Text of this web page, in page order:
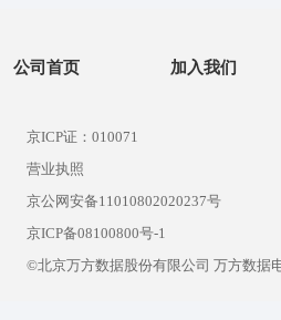
公司首页 加入我们
京ICP证：010071
营业执照
京公网安备11010802020237号
京ICP备08100800号-1
©北京万方数据股份有限公司 万方数据